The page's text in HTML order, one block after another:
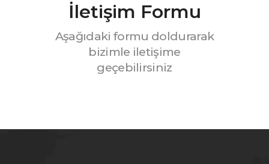
Gezi Rehberi
İletişim
İletişim Formu
Aşağıdaki formu doldurarak
bizimle iletişime
geçebilirsiniz